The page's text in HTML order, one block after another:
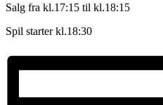
Salg fra kl.17:15 til kl.18:15
Spil starter kl.18:30